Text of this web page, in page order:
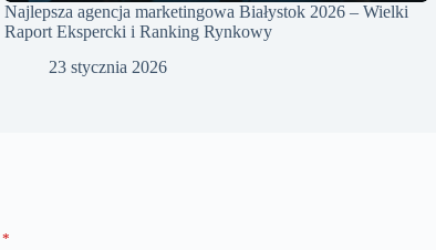
Najlepsza agencja marketingowa Białystok 2026 – Wielki
Raport Ekspercki i Ranking Rynkowy
23 stycznia 2026
*